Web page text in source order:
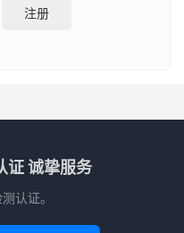
注册
证 诚挚服务
认证。